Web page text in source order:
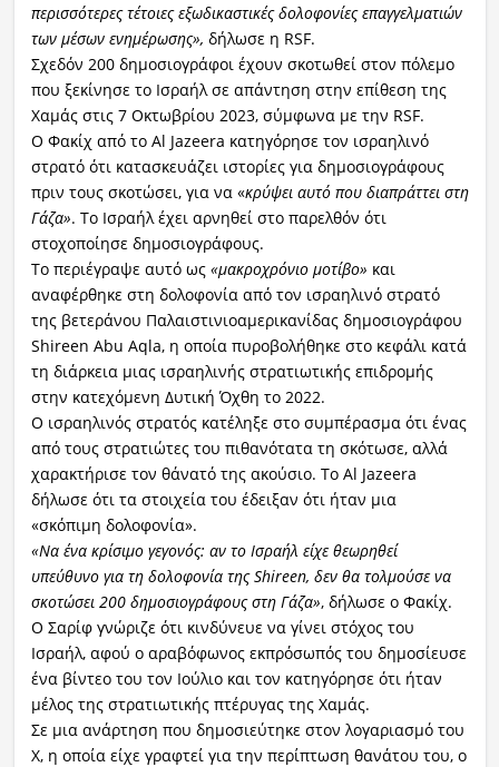
περισσότερες τέτοιες εξωδικαστικές δολοφονίες επαγγελματιών
των μέσων ενημέρωσης», δήλωσε η RSF.
Σχεδόν 200 δημοσιογράφοι έχουν σκοτωθεί στον πόλεμο
που ξεκίνησε το Ισραήλ σε απάντηση στην επίθεση της
Χαμάς στις 7 Οκτωβρίου 2023, σύμφωνα με την RSF.
Ο Φακίχ από το Al Jazeera κατηγόρησε τον ισραηλινό
στρατό ότι κατασκευάζει ιστορίες για δημοσιογράφους
πριν τους σκοτώσει, για να «κρύψει αυτό που διαπράττει στη
Γάζα». Το Ισραήλ έχει αρνηθεί στο παρελθόν ότι
στοχοποίησε δημοσιογράφους.
Το περιέγραψε αυτό ως «μακροχρόνιο μοτίβο» και
αναφέρθηκε στη δολοφονία από τον ισραηλινό στρατό
της βετεράνου Παλαιστινιοαμερικανίδας δημοσιογράφου
Shireen Abu Aqla, η οποία πυροβολήθηκε στο κεφάλι κατά
τη διάρκεια μιας ισραηλινής στρατιωτικής επιδρομής
στην κατεχόμενη Δυτική Όχθη το 2022.
Ο ισραηλινός στρατός κατέληξε στο συμπέρασμα ότι ένας
από τους στρατιώτες του πιθανότατα τη σκότωσε, αλλά
χαρακτήρισε τον θάνατό της ακούσιο. Το Al Jazeera
δήλωσε ότι τα στοιχεία του έδειξαν ότι ήταν μια
«σκόπιμη δολοφονία».
«Να ένα κρίσιμο γεγονός: αν το Ισραήλ είχε θεωρηθεί
υπεύθυνο για τη δολοφονία της Shireen, δεν θα τολμούσε να
σκοτώσει 200 δημοσιογράφους στη Γάζα», δήλωσε ο Φακίχ.
Ο Σαρίφ γνώριζε ότι κινδύνευε να γίνει στόχος του
Ισραήλ, αφού ο αραβόφωνος εκπρόσωπός του δημοσίευσε
ένα βίντεο του τον Ιούλιο και τον κατηγόρησε ότι ήταν
μέλος της στρατιωτικής πτέρυγας της Χαμάς.
Σε μια ανάρτηση που δημοσιεύτηκε στον λογαριασμό του
X, η οποία είχε γραφτεί για την περίπτωση θανάτου του, ο